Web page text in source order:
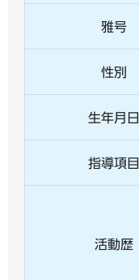
雅号
性別
生年月日
指導項目
活動歴